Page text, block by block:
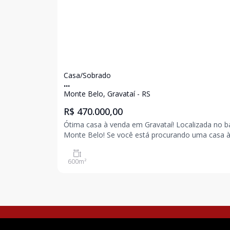
Casa/Sobrado
...
Monte Belo, Gravataí - RS
R$ 470.000,00
Ótima casa à venda em Gravataí! Localizada no
Monte Belo! Se você está procurando uma casa à
para conquistar seu novo imóvel. Localizada no
Monte Belo, esta casa oferece 600m² de área t
600m²